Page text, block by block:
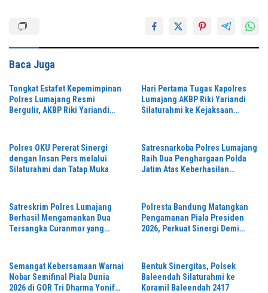
Baca Juga
Tongkat Estafet Kepemimpinan
Polres Lumajang Resmi
Bergulir, AKBP Riki Yariandi
Hari Pertama Tugas Kapolres
Lumajang AKBP Riki Yariandi
Silaturahmi ke Kejaksaan
Polres OKU Pererat Sinergi
dengan Insan Pers melalui
Silaturahmi dan Tatap Muka
Satresnarkoba Polres Lumajang
Raih Dua Penghargaan Polda
Jatim Atas Keberhasilan
Satreskrim Polres Lumajang
Berhasil Mengamankan Dua
Tersangka Curanmor yang
Polresta Bandung Matangkan
Pengamanan Piala Presiden
2026, Perkuat Sinergi Demi
Semangat Kebersamaan Warnai
Nobar Semifinal Piala Dunia
2026 di GOR Tri Dharma Yonif
Bentuk Sinergitas, Polsek
Baleendah Silaturahmi ke
Koramil Baleendah 2417